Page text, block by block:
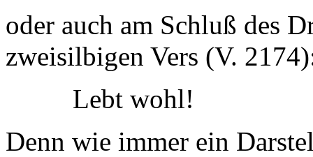
oder auch am Schluß des
zweisilbigen Vers (V.
Lebt wohl!
Denn wie immer ein